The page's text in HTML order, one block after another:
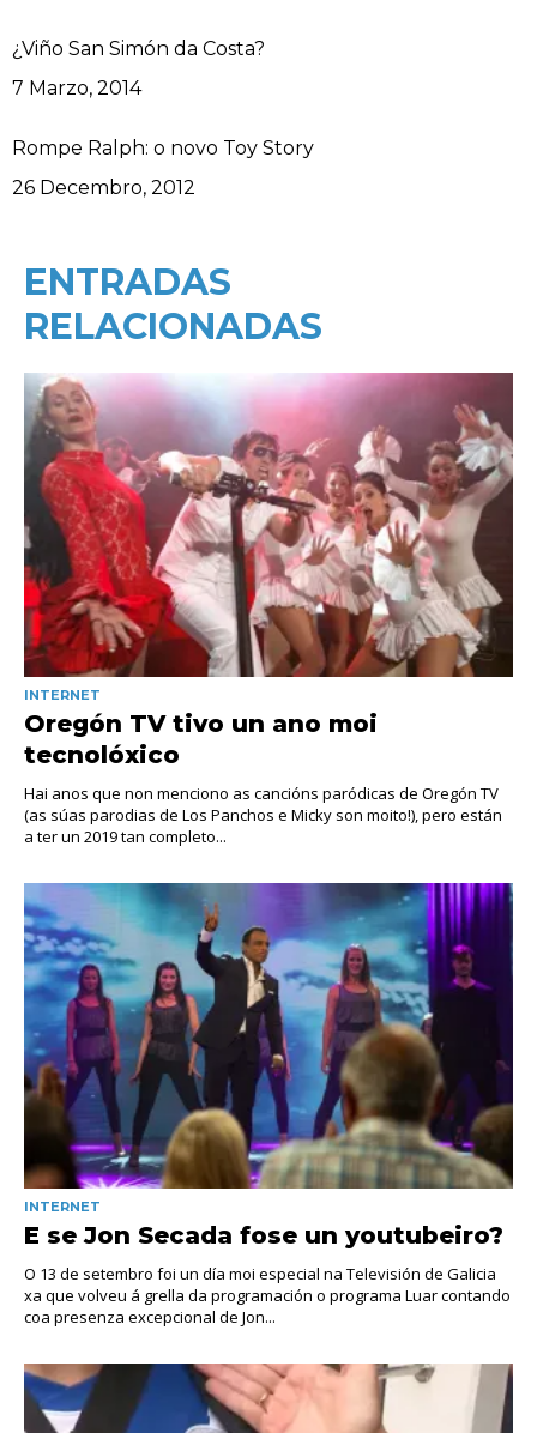
¿Viño San Simón da Costa?
Data
7 Marzo, 2014
Rompe Ralph: o novo Toy Story
Data
26 Decembro, 2012
ENTRADAS
RELACIONADAS
INTERNET
Oregón TV tivo un ano moi
tecnolóxico
Hai anos que non menciono as cancións paródicas de Oregón TV
(as súas parodias de Los Panchos e Micky son moito!), pero están
a ter un 2019 tan completo...
INTERNET
E se Jon Secada fose un youtubeiro?
O 13 de setembro foi un día moi especial na Televisión de Galicia
xa que volveu á grella da programación o programa Luar contando
coa presenza excepcional de Jon...